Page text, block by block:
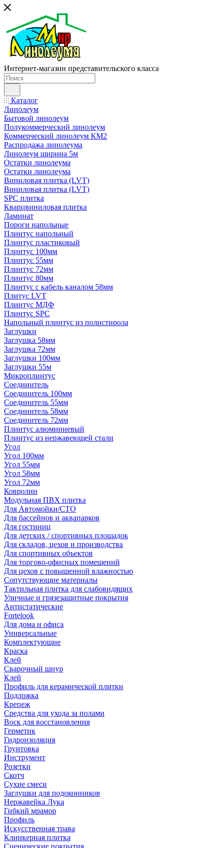
Интернет-магазин представительского класса
Каталог
Линолеум
Бытовой линолеум
Полукоммерческий линолеум
Коммерческий линолеум КМ2
Распродажа линолеума
Линолеум ширина 5м
Остатки линолеума
Остатки линолеума
Виниловая плитка (LVT)
Виниловая плитка (LVT)
SPC плитка
Кварцвиниловая плитка
Ламинат
Пороги напольные
Плинтус напольный
Плинтус пластиковый
Плинтус 100мм
Плинтус 55мм
Плинтус 72мм
Плинтус 80мм
Плинтус с кабель каналом 58мм
Плитус LVT
Плинтус МДФ
Плинтус SPC
Напольный плинтус из полистирола
Заглушки
Заглушка 58мм
Заглушка 72мм
Заглушки 100мм
Заглушки 55м
Микроплинтус
Соединитель
Соединитель 100мм
Соединитель 55мм
Соединитель 58мм
Соединитель 72мм
Плинтус алюминиевый
Плинтус из нержавеющей стали
Угол
Угол 100мм
Угол 55мм
Угол 58мм
Угол 72мм
Ковролин
Модульная ПВХ плитка
Для Автомойки/СТО
Для бассейнов и аквапарков
Для гостиниц
Для детских / спортивных площадок
Для складов, цехов и производства
Для спортивных объектов
Для торгово-офисных помещений
Для цехов с повышенной влажностью
Сопутствующие материалы
Тактильная плитка для слабовидящих
Уличные и грязезащитные покрытия
Антистатические
Fortelook
Для дома и офиса
Универсальные
Комплектующие
Краска
Клей
Сварочный шнур
Клей
Профиль для керамической плитки
Подложка
Крепеж
Средства для ухода за полами
Воск для восстановления
Герметик
Гидроизоляция
Грунтовка
Инструмент
Розетки
Скотч
Сухие смеси
Заглушки для подоконников
Нержавейка Лука
Гибкий мрамор
Профиль
Искусственная трава
Клинкерная плитка
Сценические покрытия